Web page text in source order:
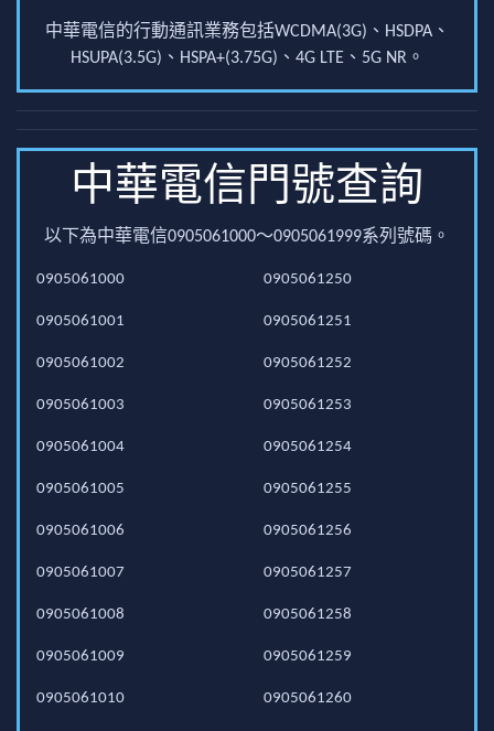
中華電信的行動通訊業務包括WCDMA(3G)、HSDPA、
HSUPA(3.5G)、HSPA+(3.75G)、4G LTE、5G NR。
中華電信門號查詢
以下為中華電信0905061000～0905061999系列號碼。
0905061000
0905061001
0905061002
0905061003
0905061004
0905061005
0905061006
0905061007
0905061008
0905061009
0905061010
0905061250
0905061251
0905061252
0905061253
0905061254
0905061255
0905061256
0905061257
0905061258
0905061259
0905061260